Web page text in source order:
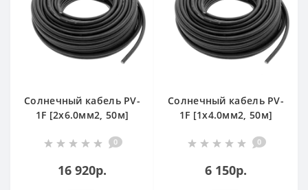
Солнечный кабель PV-
1F [2x6.0мм2, 50м]
0
16 920р.
Солнечный кабель PV-
1F [1x4.0мм2, 50м]
0
6 150р.